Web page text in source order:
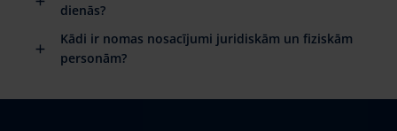
dienās?
Kādi ir nomas nosacījumi juridiskām un fiziskām
personām?